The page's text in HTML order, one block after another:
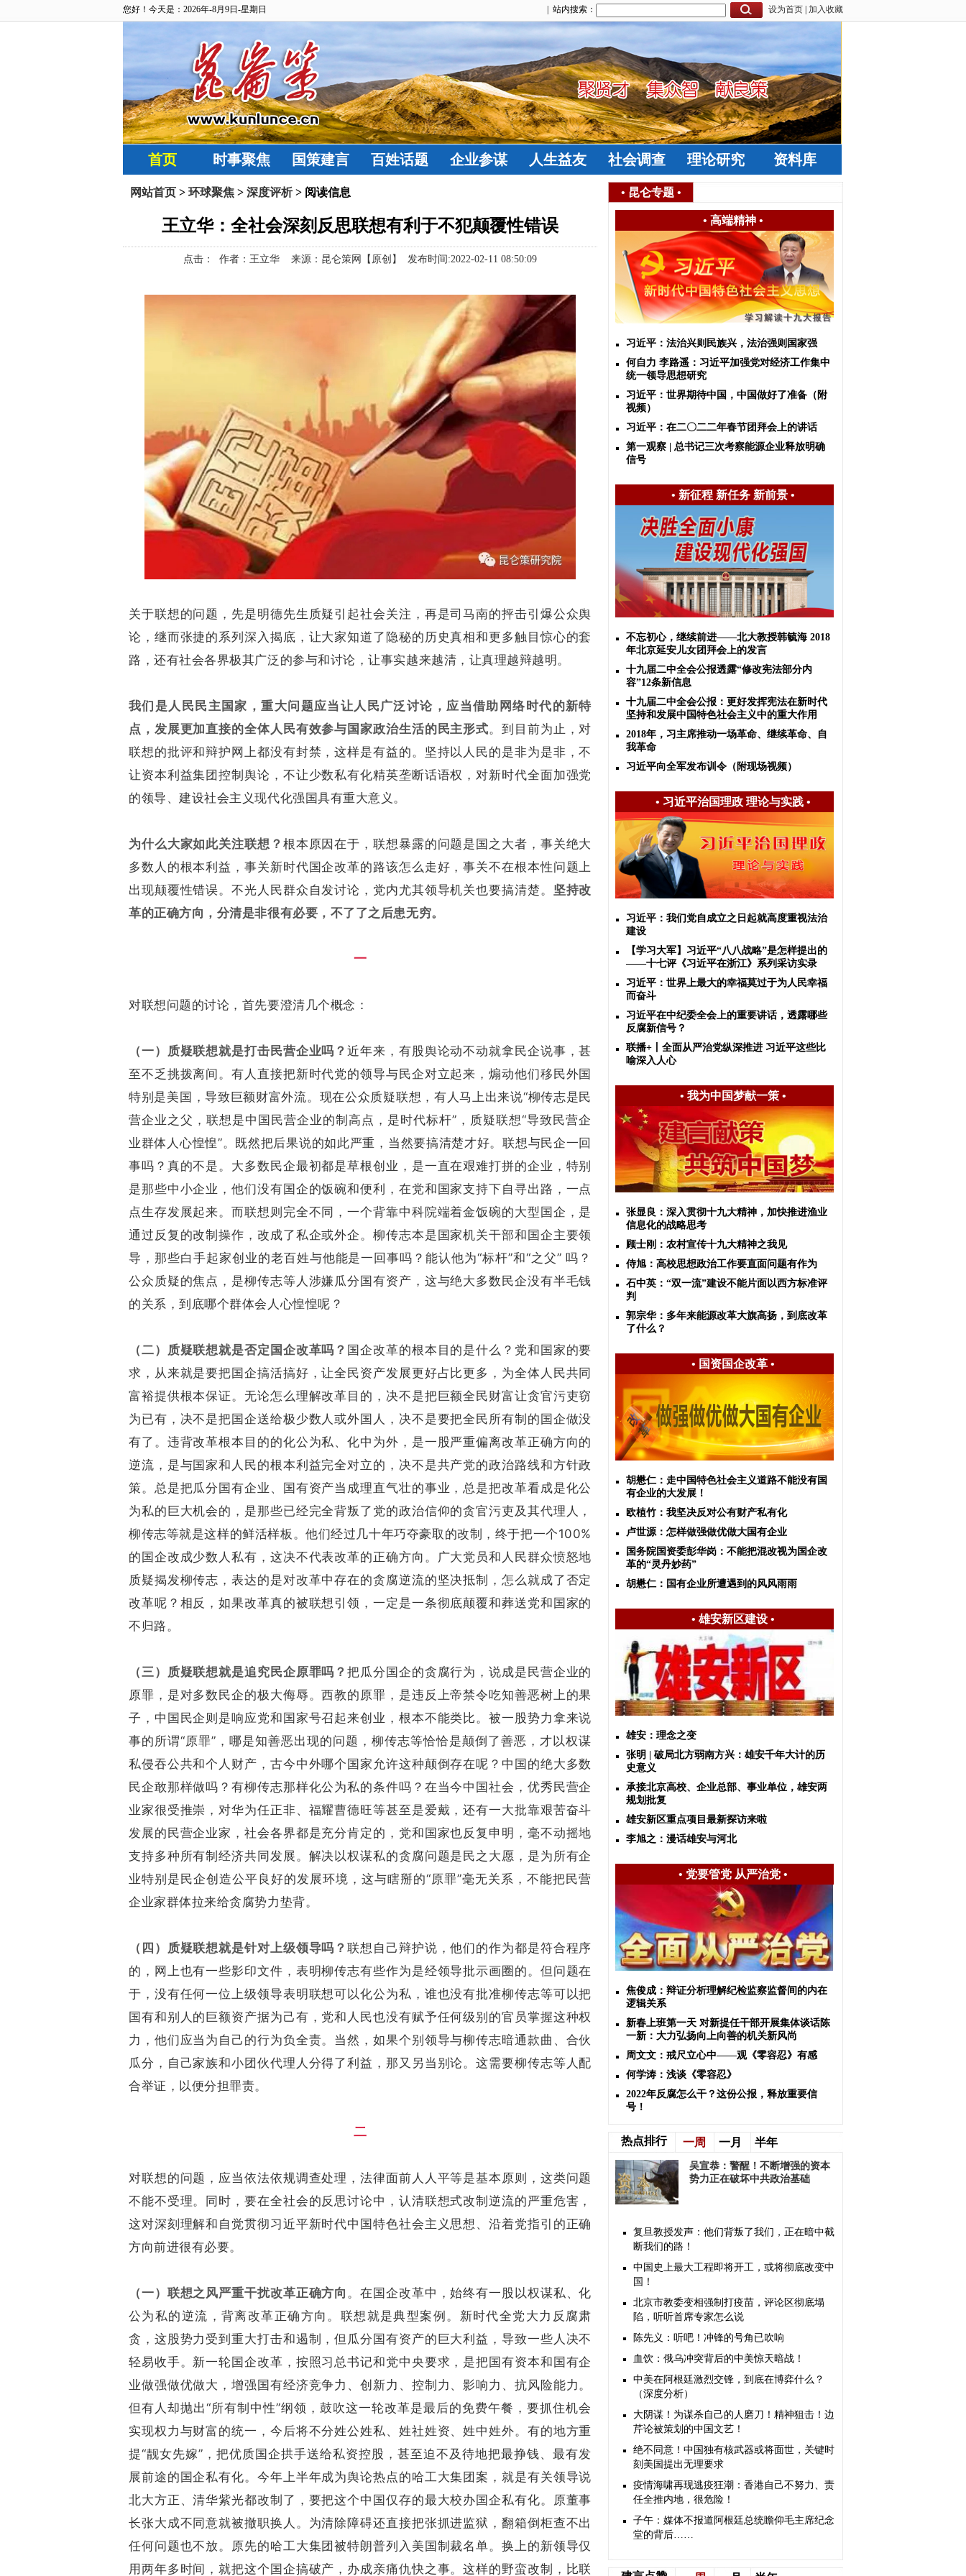
您好！今天是：2026年-8月9日-星期日 设为首页 加入收藏
| 站内搜索：
首页 时事聚焦 国策建言 百姓话题 企业参谋 人生益友 社会调查 理论研究 资料库
网站首页 > 环球聚焦 > 深度评析> 阅读信息
王立华：全社会深刻反思联想有利于不犯颠覆性错误
点击： 作者：王立华 来源：昆仑策网【原创】 发布时间:2022-02-11 08:50:09
关于联想的问题，先是明德先生质疑引起社会关注，再是司马南的抨击引爆公众舆
论，继而张捷的系列深入揭底，让大家知道了隐秘的历史真相和更多触目惊心的套
路，还有社会各界极其广泛的参与和讨论，让事实越来越清，让真理越辩越明。
我们是人民民主国家，重大问题应当让人民广泛讨论，应当借助网络时代的新特
点，发展更加直接的全体人民有效参与国家政治生活的民主形式。到目前为止，对
联想的批评和辩护网上都没有封禁，这样是有益的。坚持以人民的是非为是非，不
让资本利益集团控制舆论，不让少数私有化精英垄断话语权，对新时代全面加强党
的领导、建设社会主义现代化强国具有重大意义。
为什么大家如此关注联想？ 根本原因在于，联想暴露的问题是国之大者，事关绝大
多数人的根本利益，事关新时代国企改革的路该怎么走好，事关不在根本性问题上
出现颠覆性错误。不光人民群众自发讨论，党内尤其领导机关也要搞清楚。 坚持改
革的正确方向，分清是非很有必要，不了了之后患无穷。
一
对联想问题的讨论，首先要澄清几个概念：
（一）质疑联想就是打击民营企业吗？近年来，有股舆论动不动就拿民企说事，甚
至不乏挑拨离间。有人直接把新时代党的领导与民企对立起来，煽动他们移民外国
特别是美国，导致巨额财富外流。现在公众质疑联想，有人马上出来说“柳传志是民
营企业之父，联想是中国民营企业的制高点，是时代标杆”，质疑联想“导致民营企
业群体人心惶惶”。既然把后果说的如此严重，当然要搞清楚才好。联想与民企一回
事吗？真的不是。大多数民企最初都是草根创业，是一直在艰难打拼的企业，特别
是那些中小企业，他们没有国企的饭碗和便利，在党和国家支持下自寻出路，一点
点生存发展起来。而联想则完全不同，一个背靠中科院端着金饭碗的大型国企，是
通过反复的改制操作，改成了私企或外企。柳传志本是国家机关干部和国企主要领
导，那些白手起家创业的老百姓与他能是一回事吗？能认他为“标杆”和“之父” 吗？
公众质疑的焦点，是柳传志等人涉嫌瓜分国有资产，这与绝大多数民企没有半毛钱
的关系，到底哪个群体会人心惶惶呢？
（二）质疑联想就是否定国企改革吗？ 国企改革的根本目的是什么？党和国家的要
求，从来就是要把国企搞活搞好，让全民资产发展更好占比更多，为全体人民共同
富裕提供根本保证。无论怎么理解改革目的，决不是把巨额全民财富让贪官污吏窃
为已有，决不是把国企送给极少数人或外国人，决不是要把全民所有制的国企做没
有了。违背改革根本目的的化公为私、化中为外，是一股严重偏离改革正确方向的
逆流，是与国家和人民的根本利益完全对立的，决不是共产党的政治路线和方针政
策。总是把瓜分国有企业、国有资产当成理直气壮的事业，总是把改革看成是化公
为私的巨大机会的，是那些已经完全背叛了党的政治信仰的贪官污吏及其代理人，
柳传志等就是这样的鲜活样板。他们经过几十年巧夺豪取的改制，终于把一个100%
的国企改成少数人私有，这决不代表改革的正确方向。广大党员和人民群众愤怒地
质疑揭发柳传志，表达的是对改革中存在的贪腐逆流的坚决抵制，怎么就成了否定
改革呢？相反，如果改革真的被联想引领，一定是一条彻底颠覆和葬送党和国家的
不归路。
（三）质疑联想就是追究民企原罪吗？把瓜分国企的贪腐行为，说成是民营企业的
原罪，是对多数民企的极大侮辱。西教的原罪，是违反上帝禁令吃知善恶树上的果
子，中国民企则是响应党和国家号召起来创业，根本不能类比。被一股势力拿来说
事的所谓“原罪”，哪是知善恶出现的问题，柳传志等恰恰是颠倒了善恶，才以权谋
私侵吞公共和个人财产，古今中外哪个国家允许这种颠倒存在呢？中国的绝大多数
民企敢那样做吗？有柳传志那样化公为私的条件吗？在当今中国社会，优秀民营企
业家很受推崇，对华为任正非、福耀曹德旺等甚至是爱戴，还有一大批靠艰苦奋斗
发展的民营企业家，社会各界都是充分肯定的，党和国家也反复申明，毫不动摇地
支持多种所有制经济共同发展。解决以权谋私的贪腐问题是民之大愿，是为所有企
业特别是民企创造公平良好的发展环境，这与瞎掰的“原罪”毫无关系，不能把民营
企业家群体拉来给贪腐势力垫背。
（四）质疑联想就是针对上级领导吗？联想自己辩护说，他们的作为都是符合程序
的，网上也有一些影印文件，表明柳传志有些作为是经领导批示画圈的。但问题在
于，没有任何一位上级领导表明联想可以化公为私，谁也没有批准柳传志等可以把
国有和别人的巨额资产据为己有，党和人民也没有赋予任何级别的官员掌握这种权
力，他们应当为自己的行为负全责。当然，如果个别领导与柳传志暗通款曲、合伙
瓜分，自己家族和小团伙代理人分得了利益，那又另当别论。这需要柳传志等人配
合举证，以便分担罪责。
二
对联想的问题，应当依法依规调查处理，法律面前人人平等是基本原则，这类问题
不能不受理。同时，要在全社会的反思讨论中，认清联想式改制逆流的严重危害，
这对深刻理解和自觉贯彻习近平新时代中国特色社会主义思想、沿着党指引的正确
方向前进很有必要。
（一）联想之风严重干扰改革正确方向 。在国企改革中，始终有一股以权谋私、化
公为私的逆流，背离改革正确方向。联想就是典型案例。新时代全党大力反腐肃
贪，这股势力受到重大打击和遏制，但瓜分国有资产的巨大利益，导致一些人决不
轻易收手。新一轮国企改革，按照习总书记和党中央要求，是把国有资本和国有企
业做强做优做大，增强国有经济竞争力、创新力、控制力、影响力、抗风险能力。
但有人却抛出“所有制中性”纲领，鼓吹这一轮改革是最后的免费午餐，要抓住机会
实现权力与财富的统一，今后将不分姓公姓私、姓社姓资、姓中姓外。有的地方重
提“靓女先嫁”，把优质国企拱手送给私资控股，甚至迫不及待地把最挣钱、最有发
展前途的国企私有化。今年上半年成为舆论热点的哈工大集团案，就是有关领导说
北大方正、清华紫光都改制了，要把这个中国仅存的最大校办国企私有化。原董事
长张大成不同意就被撤职换人。为清除障碍还直接把张抓进监狱，翻箱倒柜查不出
任何问题也不放。原先的哈工大集团被特朗普列入美国制裁名单。换上的新领导仅
用两年多时间，就把这个国企搞破产，办成亲痛仇快之事。这样的野蛮改制，比联
• 昆仑专题 •
• 高端精神•
习近平：法治兴则民族兴，法治强则国家强
何自力 李路遥：习近平加强党对经济工作集中
统一领导思想研究
习近平：世界期待中国，中国做好了准备（附
视频）
习近平：在二〇二二年春节团拜会上的讲话
第一观察 | 总书记三次考察能源企业释放明确
信号
• 新征程 新任务 新前景•
不忘初心，继续前进——北大教授韩毓海 2018
年北京延安儿女团拜会上的发言
十九届二中全会公报透露“修改宪法部分内
容”12条新信息
十九届二中全会公报：更好发挥宪法在新时代
坚持和发展中国特色社会主义中的重大作用
2018年，习主席推动一场革命、继续革命、自
我革命
习近平向全军发布训令（附现场视频）
• 习近平治国理政 理论与实践•
习近平：我们党自成立之日起就高度重视法治
建设
【学习大军】习近平“八八战略”是怎样提出的
——十七评《习近平在浙江》系列采访实录
习近平：世界上最大的幸福莫过于为人民幸福
而奋斗
习近平在中纪委全会上的重要讲话，透露哪些
反腐新信号？
联播+丨全面从严治党纵深推进 习近平这些比
喻深入人心
• 我为中国梦献一策•
张显良：深入贯彻十九大精神，加快推进渔业
信息化的战略思考
顾士刚：农村宣传十九大精神之我见
侍旭：高校思想政治工作要直面问题有作为
石中英：“双一流”建设不能片面以西方标准评
判
郭宗华：多年来能源改革大旗高扬，到底改革
了什么？
• 国资国企改革•
胡懋仁：走中国特色社会主义道路不能没有国
有企业的大发展！
欧植竹：我坚决反对公有财产私有化
卢世源：怎样做强做优做大国有企业
国务院国资委彭华岗：不能把混改视为国企改
革的“灵丹妙药”
胡懋仁：国有企业所遭遇到的风风雨雨
• 雄安新区建设•
雄安：理念之变
张明 | 破局北方弱南方兴：雄安千年大计的历
史意义
承接北京高校、企业总部、事业单位，雄安两
规划批复
雄安新区重点项目最新探访来啦
李旭之：漫话雄安与河北
• 党要管党 从严治党•
焦俊成：辩证分析理解纪检监察监督间的内在
逻辑关系
新春上班第一天 对新提任干部开展集体谈话陈
一新：大力弘扬向上向善的机关新风尚
周文文：戒尺立心中——观《零容忍》有感
何学涛：浅谈《零容忍》
2022年反腐怎么干？这份公报，释放重要信
号！
热点排行 一周 一月 半年
吴宣恭：警醒！不断增强的资本
势力正在破坏中共政治基础
复旦教授发声：他们背叛了我们，正在暗中截
断我们的路！
中国史上最大工程即将开工，或将彻底改变中
国！
北京市教委变相强制打疫苗，评论区彻底塌
陷，听听首席专家怎么说
陈先义：听吧！冲锋的号角已吹响
血饮：俄乌冲突背后的中美惊天暗战！
中美在阿根廷激烈交锋，到底在博弈什么？
（深度分析）
大阴谋！为谋杀自己的人磨刀！精神狙击！边
芹论被策划的中国文艺！
绝不同意！中国独有核武器或将面世，关键时
刻美国提出无理要求
疫情海啸再现逃疫狂潮：香港自己不努力、责
任全推内地，很危险！
子午：媒体不报道阿根廷总统瞻仰毛主席纪念
堂的背后……